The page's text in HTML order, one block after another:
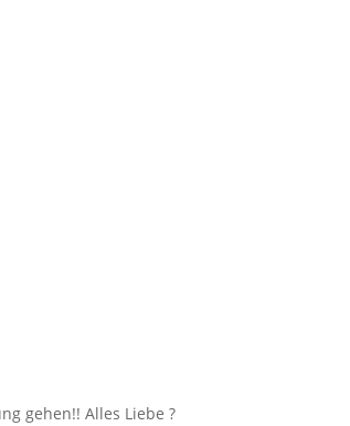
gehen!! Alles Liebe ?